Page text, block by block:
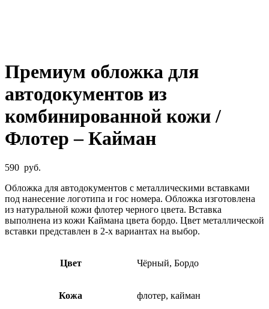
Премиум обложка для
автодокументов из
комбинированной кожи /
Флотер – Кайман
590 руб.
Обложка для автодокументов с металлическими вставками
под нанесение логотипа и гос номера. Обложка изготовлена
из натуральной кожи флотер черного цвета. Вставка
выполнена из кожи Каймана цвета бордо. Цвет металлической
вставки представлен в 2-х вариантах на выбор.
Цвет Чёрный, Бордо
Кожа флотер, кайман